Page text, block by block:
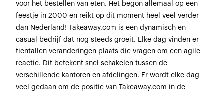
voor het bestellen van eten. Het begon allemaal op een
feestje in 2000 en reikt op dit moment heel veel verder
dan Nederland! Takeaway.com is een dynamisch en
casual bedrijf dat nog steeds groeit. Elke dag vinden er
tientallen veranderingen plaats die vragen om een agile
reactie. Dit betekent snel schakelen tussen de
verschillende kantoren en afdelingen. Er wordt elke dag
veel gedaan om de positie van Takeaway.com in de